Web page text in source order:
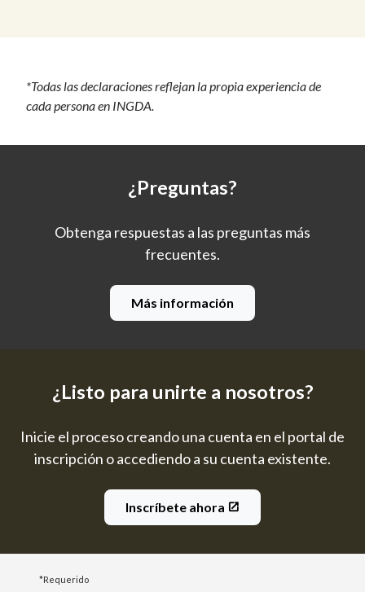
*Todas las declaraciones reflejan la propia experiencia de
cada persona en INGDA.
¿Preguntas?
Obtenga respuestas a las preguntas más
frecuentes.
Más información
¿Listo para unirte a nosotros?
Inicie el proceso creando una cuenta en el portal de
inscripción o accediendo a su cuenta existente.
Inscríbete ahora
*Requerido